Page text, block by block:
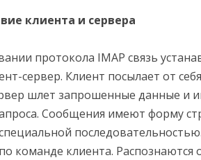
клиента и сервера
протокола IMAP связь
сервер. Клиент посылает от
шлет запрошенные данные и
Сообщения имеют форму
команде клиента.